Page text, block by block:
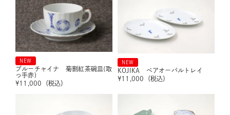
NEW
ブルーチャイナ 菊割紅茶碗皿(取
っ手赤)
¥11,000 （税込）
NEW
KOJIKA ペアオーバルトレイ
¥11,000 （税込）